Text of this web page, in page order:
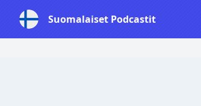
Suomalaiset Podcastit